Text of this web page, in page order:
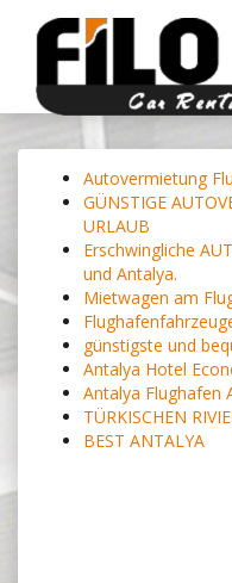
Autovermietung
GÜNSTIGE
URLAUB
Erschwingliche
und Antalya.
Mietwagen am
günstigste und
Antalya Hotel
Antalya Flughafen
TÜRKISCHEN
BEST ANTALYA